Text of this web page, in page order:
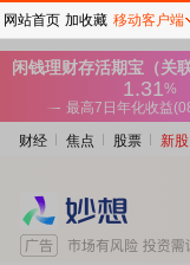
财经 焦点 股票 新股
网站首页 加收藏 移动客户端